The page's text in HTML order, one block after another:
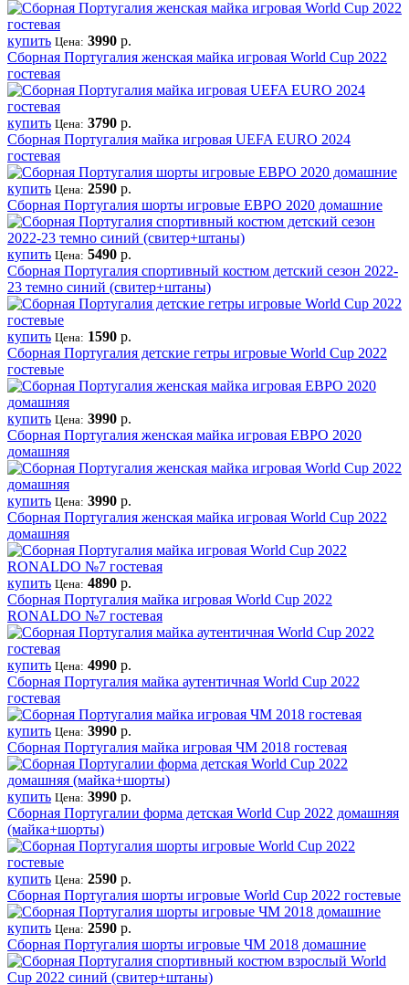
купить Цена: 3990 р.
Сборная Португалия женская майка игровая World Cup 2022
гостевая
купить Цена: 3790 р.
Сборная Португалия майка игровая UEFA EURO 2024
гостевая
купить Цена: 2590 р.
Сборная Португалия шорты игровые ЕВРО 2020 домашние
купить Цена: 5490 р.
Сборная Португалия спортивный костюм детский сезон 2022-
23 темно синий (свитер+штаны)
купить Цена: 1590 р.
Сборная Португалия детские гетры игровые World Cup 2022
гостевые
купить Цена: 3990 р.
Сборная Португалия женская майка игровая ЕВРО 2020
домашняя
купить Цена: 3990 р.
Сборная Португалия женская майка игровая World Cup 2022
домашняя
купить Цена: 4890 р.
Сборная Португалия майка игровая World Cup 2022
RONALDO №7 гостевая
купить Цена: 4990 р.
Сборная Португалия майка аутентичная World Cup 2022
гостевая
купить Цена: 3990 р.
Сборная Португалия майка игровая ЧМ 2018 гостевая
купить Цена: 3990 р.
Сборная Португалии форма детская World Cup 2022 домашняя
(майка+шорты)
купить Цена: 2590 р.
Сборная Португалия шорты игровые World Cup 2022 гостевые
купить Цена: 2590 р.
Сборная Португалия шорты игровые ЧМ 2018 домашние